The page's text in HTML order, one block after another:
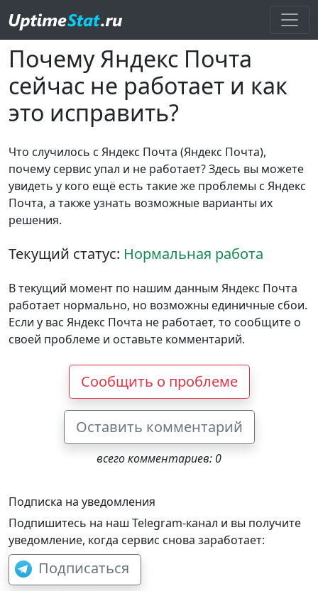
Почему Яндекс Почта
сейчас не работает и как
это исправить?
Что случилось с Яндекс Почта (Яндекс Почта),
почему сервис упал и не работает? Здесь вы можете
увидеть у кого ещё есть такие же проблемы с Яндекс
Почта, а также узнать возможные варианты их
решения.
Текущий статус: Нормальная работа
В текущий момент по нашим данным Яндекс Почта
работает нормально, но возможны единичные сбои.
Если у вас Яндекс Почта не работает, то сообщите о
своей проблеме и оставьте комментарий.
Сообщить о проблеме
Оставить комментарий
всего комментариев: 0
Подписка на уведомления
Подпишитесь на наш Telegram-канал и вы получите
уведомление, когда сервис снова заработает:
Подписаться